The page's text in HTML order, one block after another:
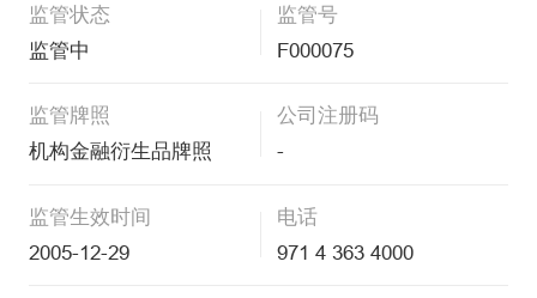
监管状态
监管中
监管号
F000075
监管牌照
机构金融衍生品牌照
公司注册码
-
监管生效时间
2005-12-29
电话
971 4 363 4000